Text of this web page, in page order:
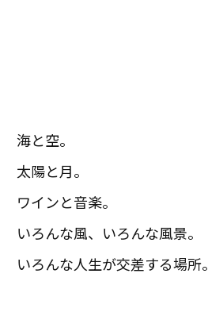
海と空。
太陽と月。
ワインと音楽。
いろんな風、いろんな風景。
いろんな人生が交差する場所。